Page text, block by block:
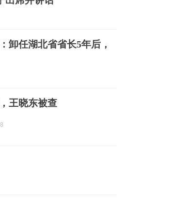
卸任湖北省省长5年后，
王晓东被查